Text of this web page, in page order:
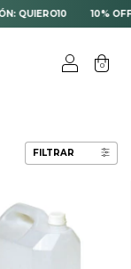
10% OFF PARA TU
0
FILTRAR